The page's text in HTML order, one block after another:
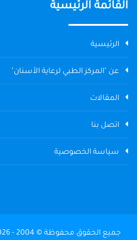
القائمة الرئيسية
الرئيسية
عن "المركز الطبي لرعاية الأسنان"
المقالات
اتصل بنا
سياسة الخصوصية